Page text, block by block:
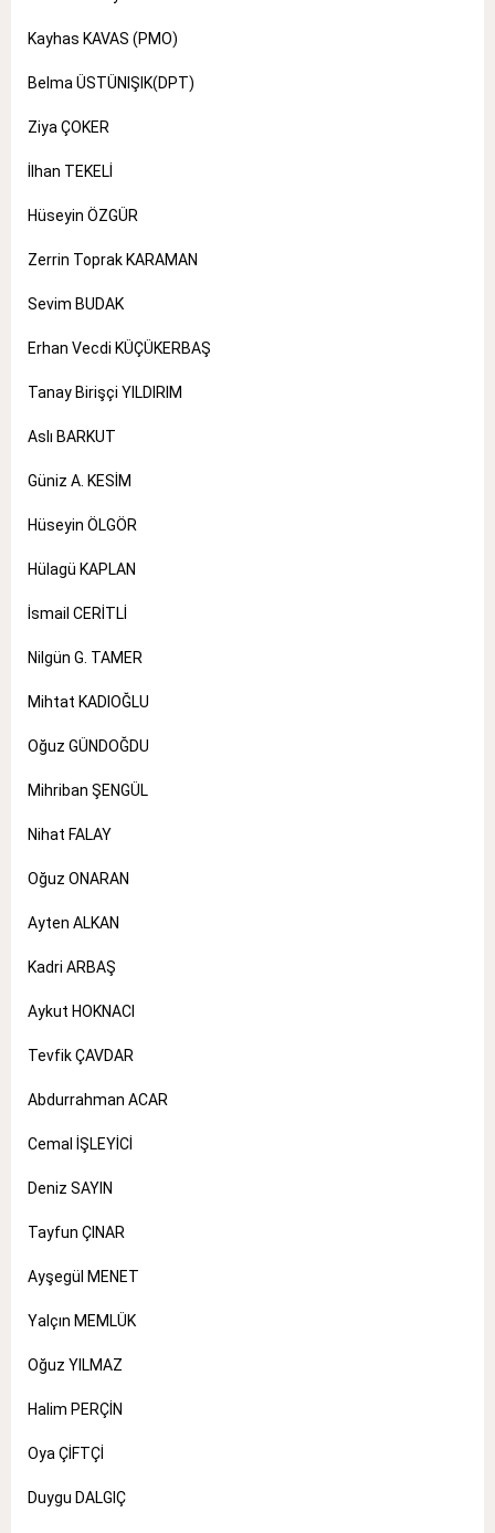
Kayhas KAVAS (PMO)
Belma ÜSTÜNIŞIK(DPT)
Ziya ÇOKER
İlhan TEKELİ
Hüseyin ÖZGÜR
Zerrin Toprak KARAMAN
Sevim BUDAK
Erhan Vecdi KÜÇÜKERBAŞ
Tanay Birişçi YILDIRIM
Aslı BARKUT
Güniz A. KESİM
Hüseyin ÖLGÖR
Hülagü KAPLAN
İsmail CERİTLİ
Nilgün G. TAMER
Mihtat KADIOĞLU
Oğuz GÜNDOĞDU
Mihriban ŞENGÜL
Nihat FALAY
Oğuz ONARAN
Ayten ALKAN
Kadri ARBAŞ
Aykut HOKNACI
Tevfik ÇAVDAR
Abdurrahman ACAR
Cemal İŞLEYİCİ
Deniz SAYIN
Tayfun ÇINAR
Ayşegül MENET
Yalçın MEMLÜK
Oğuz YILMAZ
Halim PERÇİN
Oya ÇİFTÇİ
Duygu DALGIÇ